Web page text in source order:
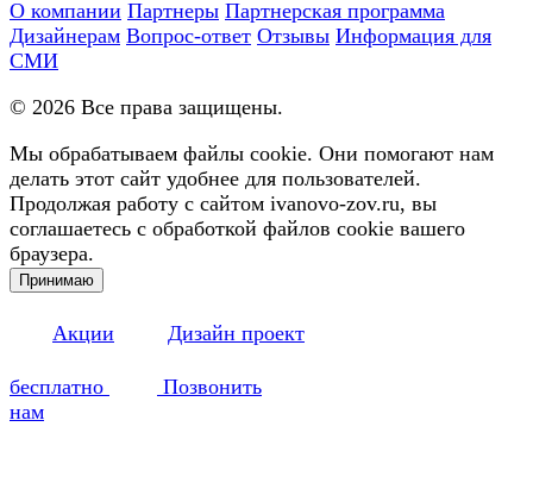
О компании Партнеры Партнерская программа
Дизайнерам Вопрос-ответ Отзывы Информация для
СМИ
© 2026 Все права защищены.
Мы обрабатываем файлы cookie. Они помогают нам
делать этот сайт удобнее для пользователей.
Продолжая работу с сайтом ivanovo-zov.ru, вы
соглашаетесь с обработкой файлов cookie вашего
браузера.
Принимаю
Акции Дизайн проект
бесплатно
Позвонить
нам